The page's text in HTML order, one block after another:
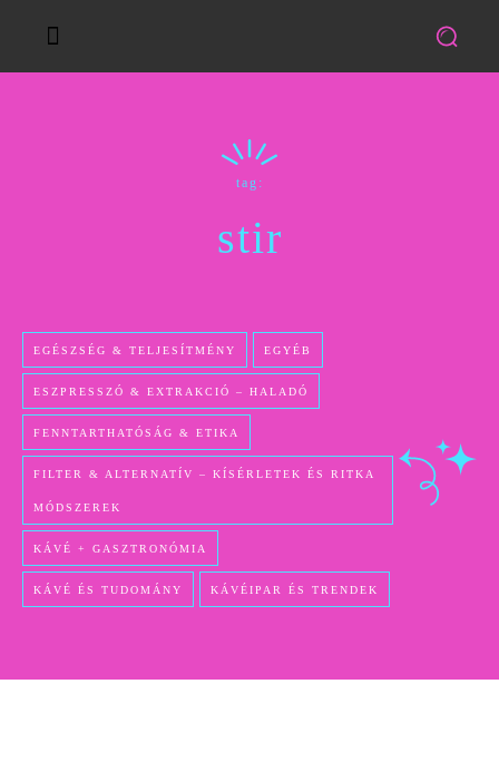
tag:
stir
EGÉSZSÉG & TELJESÍTMÉNY EGYÉB
ESZPRESSZÓ & EXTRAKCIÓ – HALADÓ
FENNTARTHATÓSÁG & ETIKA
FILTER & ALTERNATÍV – KÍSÉRLETEK ÉS RITKA
MÓDSZEREK
KÁVÉ + GASZTRONÓMIA
KÁVÉ ÉS TUDOMÁNY KÁVÉIPAR ÉS TRENDEK